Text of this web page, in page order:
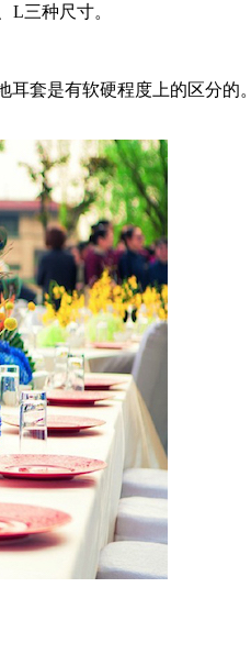
三种尺寸。
套是有软硬程度上的区分的。